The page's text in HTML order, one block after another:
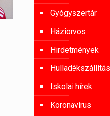
Gyógyszertár
Háziorvos
Hirdetmények
Hulladékszállítás
Iskolai hírek
Koronavírus